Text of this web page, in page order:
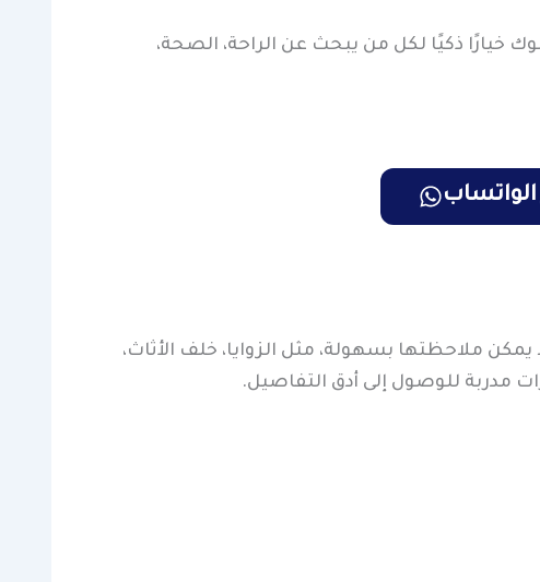
خيارًا ذكيًا لكل من يبحث عن الراحة، الصحة،
يمكن ملاحظتها بسهولة، مثل الزوايا، خلف الأثاث،
مدربة للوصول إلى أدق التفاصيل.